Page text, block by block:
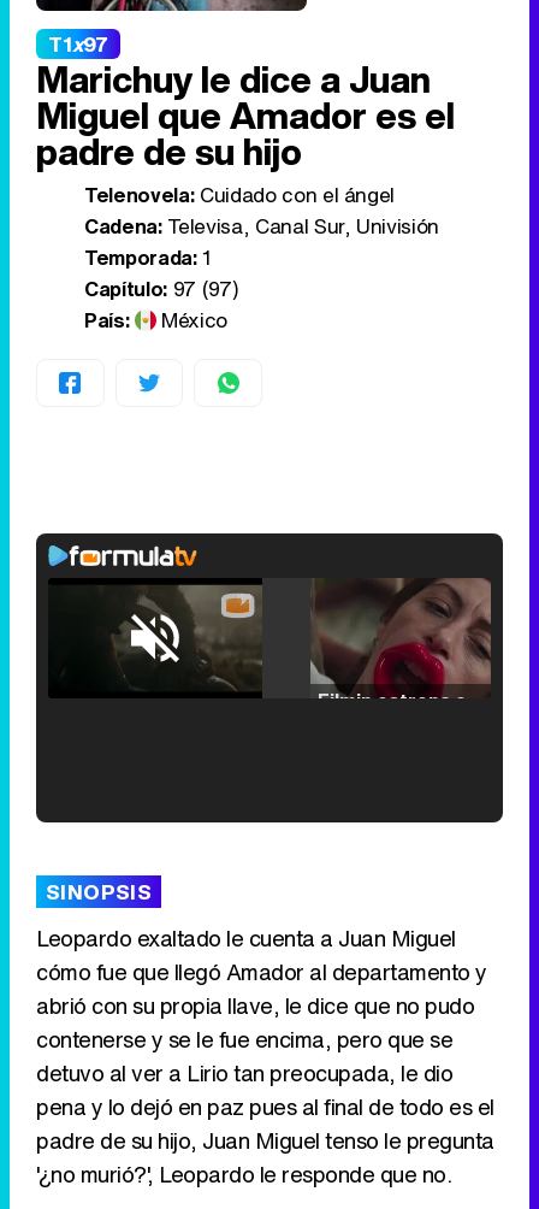
T1x97
Marichuy le dice a Juan
Miguel que Amador es el
padre de su hijo
Telenovela:Cuidado con el ángel
Cadena:Televisa, Canal Sur, Univisión
Temporada:1
Capítulo:97 (97)
País:
México
Unmute /
Loaded:
25.30%
Tráiler de '33 días', la nueva serie de Atresplayer con Julián Villagrán y José Manuel Poga
Tráiler en catalán de 'Ravalear', la nueva serie de HBO Max sobre los fondos buitre
SINOPSIS
Leopardo exaltado le cuenta a Juan Miguel
cómo fue que llegó Amador al departamento y
abrió con su propia llave, le dice que no pudo
contenerse y se le fue encima, pero que se
detuvo al ver a Lirio tan preocupada, le dio
pena y lo dejó en paz pues al final de todo es el
padre de su hijo, Juan Miguel tenso le pregunta
'¿no murió?', Leopardo le responde que no.